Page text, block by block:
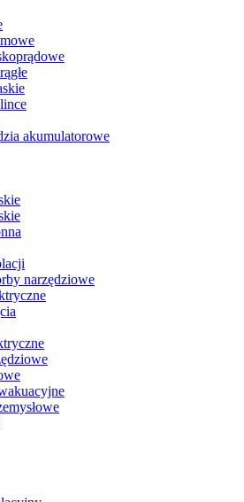
akumulatorowe
narzędziowe